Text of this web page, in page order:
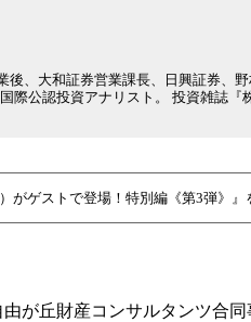
、大和証券営業課長、日興証券、
公認投資アナリスト。 投資雑誌『
ゲストで登場！特別編《第3弾》』
が丘財産コンサルタンツ合同